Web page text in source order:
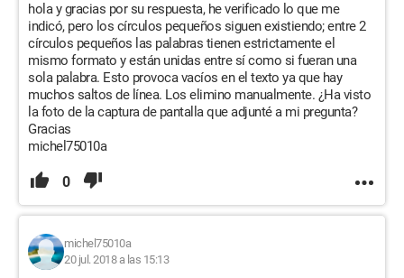
hola y gracias por su respuesta, he verificado lo que me
indicó, pero los círculos pequeños siguen existiendo; entre 2
círculos pequeños las palabras tienen estrictamente el
mismo formato y están unidas entre sí como si fueran una
sola palabra. Esto provoca vacíos en el texto ya que hay
muchos saltos de línea. Los elimino manualmente. ¿Ha visto
la foto de la captura de pantalla que adjunté a mi pregunta?
Gracias
michel75010a
0
michel75010a
20 jul. 2018 a las 15:13